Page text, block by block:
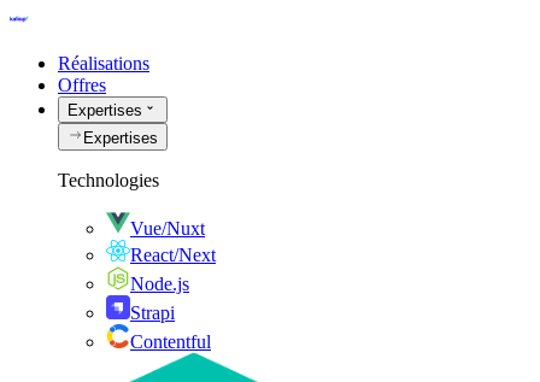
Réalisations
Offres
Expertises
Expertises
Technologies
Vue/Nuxt
React/Next
Node.js
Strapi
Contentful